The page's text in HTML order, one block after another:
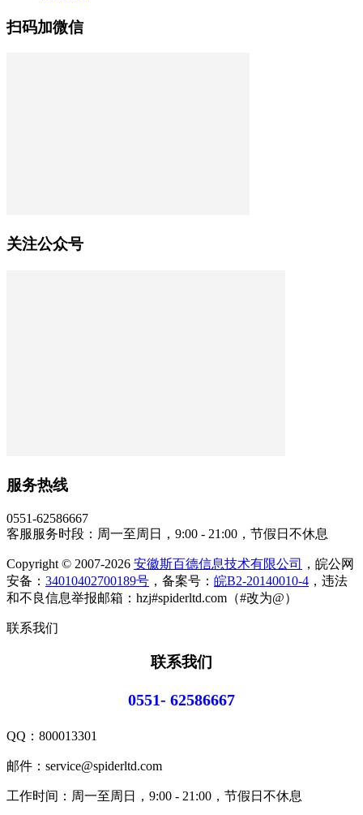
扫码加微信
关注公众号
服务热线
0551-62586667
客服服务时段：周一至周日，9:00 - 21:00，节假日不休息
Copyright © 2007-2026 安徽斯百德信息技术有限公司
，皖公网
安备： 34010402700189号 ，备案号： 皖B2-20140010-4 ，违法
和不良信息举报邮箱：hzj#spiderltd.com（#改为@）
联系我们
联系我们
0551- 62586667
QQ： 800013301
邮件：service@spiderltd.com
工作时间：周一至周日，9:00 - 21:00，节假日不休息